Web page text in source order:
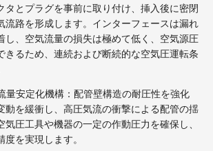
タとプラグを事前に取り付け、挿入後に密閉
流路を形成します。インターフェースは漏れ
し、空気流量の損失は極めて低く、空気源圧
きるため、連続および断続的な空気圧運転条
量安定化機構：配管壁構造の耐圧性を強化
動を緩衝し、高圧気流の衝撃による配管の揺
圧工具や機器の一定の作動圧力を確保し、
度を実現します。